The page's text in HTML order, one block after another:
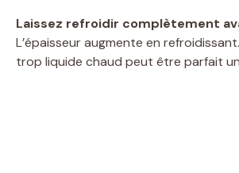
Laissez refroidir complètement
L’épaisseur augmente en
trop liquide chaud peut être parfait